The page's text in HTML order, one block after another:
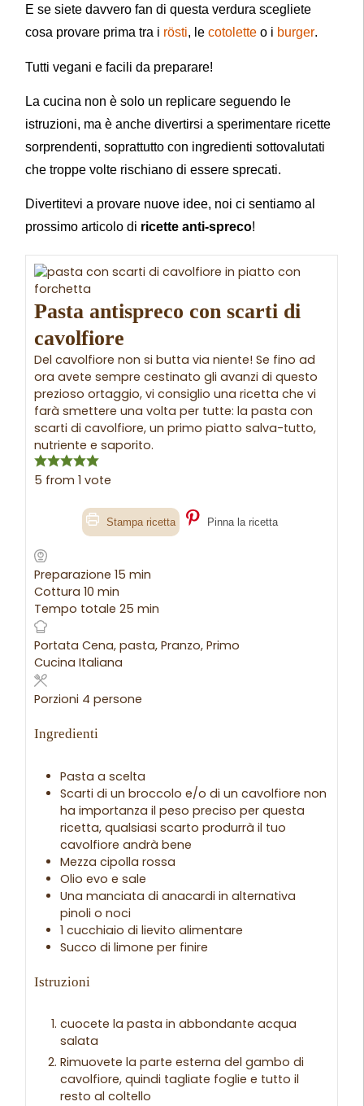
E se siete davvero fan di questa verdura scegliete
cosa provare prima tra i rösti, lecotolette o i burger.
Tutti vegani e facili da preparare!
La cucina non è solo un replicare seguendo le
istruzioni, ma è anche divertirsi a sperimentare ricette
sorprendenti, soprattutto con ingredienti sottovalutati
che troppe volte rischiano di essere sprecati.
Divertitevi a provare nuove idee, noi ci sentiamo al
prossimo articolo di ricette anti-spreco!
Pasta antispreco con scarti di
cavolfiore
Del cavolfiore non si butta via niente! Se fino ad
ora avete sempre cestinato gli avanzi di questo
prezioso ortaggio, vi consiglio una ricetta che vi
farà smettere una volta per tutte: la pasta con
scarti di cavolfiore, un primo piatto salva-tutto,
nutriente e saporito.
5 from 1 vote
Stampa ricetta Pinna la ricetta
Preparazione15 min
Cottura10 min
Tempo totale25 min
PortataCena, pasta, Pranzo, Primo
CucinaItaliana
Porzioni 4 persone
Ingredienti
Pasta a scelta
Scarti di un broccolo e/o di un cavolfiore non
ha importanza il peso preciso per questa
ricetta, qualsiasi scarto produrrà il tuo
cavolfiore andrà bene
Mezza cipolla rossa
Olio evo e sale
Una manciata di anacardiin alternativa
pinoli o noci
1 cucchiaio di lievito alimentare
Succo di limone per finire
Istruzioni
cuocete la pasta in abbondante acqua
salata
Rimuovete la parte esterna del gambo di
cavolfiore, quindi tagliate foglie e tutto il
resto al coltello